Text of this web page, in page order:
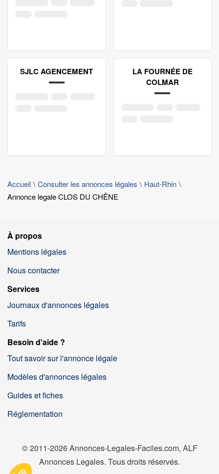
SJLC AGENCEMENT
LA FOURNÉE DE
COLMAR
Accueil Consulter les annonces légales
Haut-Rhin
Annonce legale CLOS DU CHÊNE
À propos
Mentions légales
Nous contacter
Services
Journaux d'annonces légales
Tarifs
Besoin d'aide ?
Tout savoir sur l'annonce légale
Modèles d'annonces légales
Guides et fiches
Réglementation
© 2011-2026 Annonces-Legales-Faciles.com, ALF
Annonces Legales. Tous droits réservés.